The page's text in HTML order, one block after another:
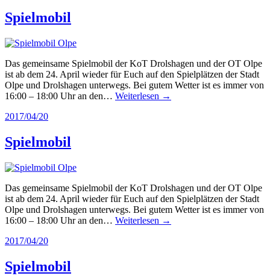
Spielmobil
Das gemeinsame Spielmobil der KoT Drolshagen und der OT Olpe
ist ab dem 24. April wieder für Euch auf den Spielplätzen der Stadt
Olpe und Drolshagen unterwegs. Bei gutem Wetter ist es immer von
16:00 – 18:00 Uhr an den… Weiterlesen →
2017/04/20
Spielmobil
Das gemeinsame Spielmobil der KoT Drolshagen und der OT Olpe
ist ab dem 24. April wieder für Euch auf den Spielplätzen der Stadt
Olpe und Drolshagen unterwegs. Bei gutem Wetter ist es immer von
16:00 – 18:00 Uhr an den… Weiterlesen →
2017/04/20
Spielmobil